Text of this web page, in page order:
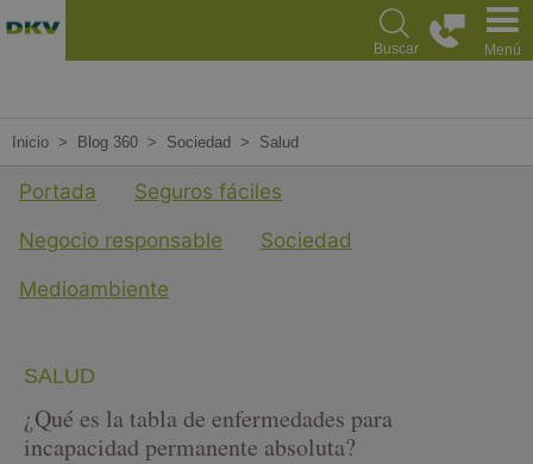
Buscar Menú
Inicio Blog 360 Sociedad Salud
Menu cuarto nivel Blog
Portada
Seguros fáciles
Negocio responsable
Sociedad
Medioambiente
SALUD
¿Qué es la tabla de enfermedades para
incapacidad permanente absoluta?